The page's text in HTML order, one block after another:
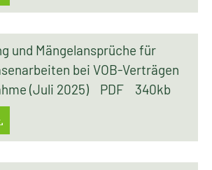
und Mängelansprüche für
bei VOB-Verträgen
(Juli 2025) PDF 340kb